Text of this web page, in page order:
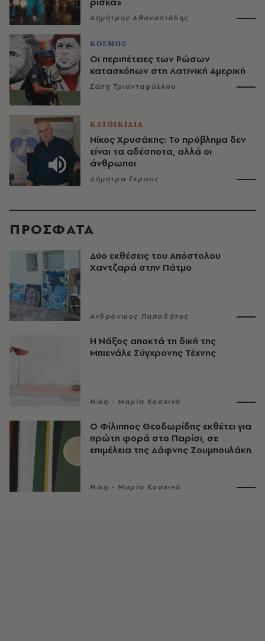
Δημήτρης Αθανασιάδης
ΚΟΣΜΟΣ
Οι περιπέτειες των Ρώσων
κατασκόπων στη Λατινική Αμερική
Σώτη Τριανταφύλλου
ΚΑΤΟΙΚΙΔΙΑ
Νίκος Χρυσάκης: Το πρόβλημα δεν
είναι τα αδέσποτα, αλλά οι
άνθρωποι
Δήμητρα Γκρους
ΠΡΟΣΦΑΤΑ
Δύο εκθέσεις του Απόστολου
Χαντζαρά στην Πάτμο
Ανδρόνικος Παπαδάτος
Η Νάξος αποκτά τη δική της
Μπιενάλε Σύγχρονης Τέχνης
Νίκη - Μαρία Κοσκινά
Ο Φίλιππος Θεοδωρίδης εκθέτει για
πρώτη φορά στο Παρίσι, σε
επιμέλεια της Δάφνης Ζουμπουλάκη
Νίκη - Μαρία Κοσκινά